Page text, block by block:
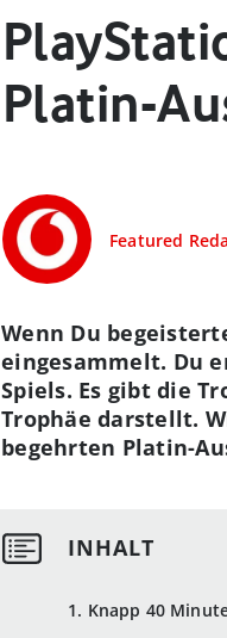
Platin-
Featured
1. Knapp 40
Wenn Du
eingesammelt. Du
Spiels. Es gibt die
Trophäe darstellt.
begehrten Platin-